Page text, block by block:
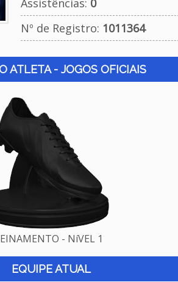
Assistências: 0
Nº de Registro: 1011364
ATLETA - JOGOS OFICIAIS
- NíVEL 1
EQUIPE ATUAL